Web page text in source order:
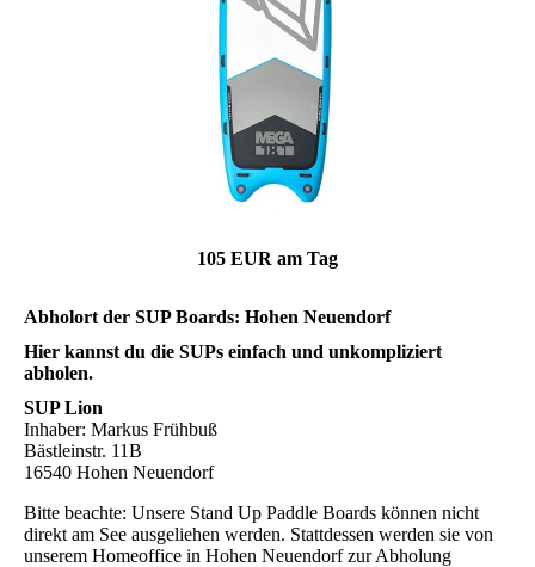
105 EUR am Tag
Abholort der SUP Boards: Hohen Neuendorf
Hier kannst du die SUPs einfach und unkompliziert
abholen.
SUP Lion
Inhaber: Markus Frühbuß
Bästleinstr. 11B
16540 Hohen Neuendorf
Bitte beachte: Unsere Stand Up Paddle Boards können nicht
direkt am See ausgeliehen werden. Stattdessen werden sie von
unserem Homeoffice in Hohen Neuendorf zur Abholung